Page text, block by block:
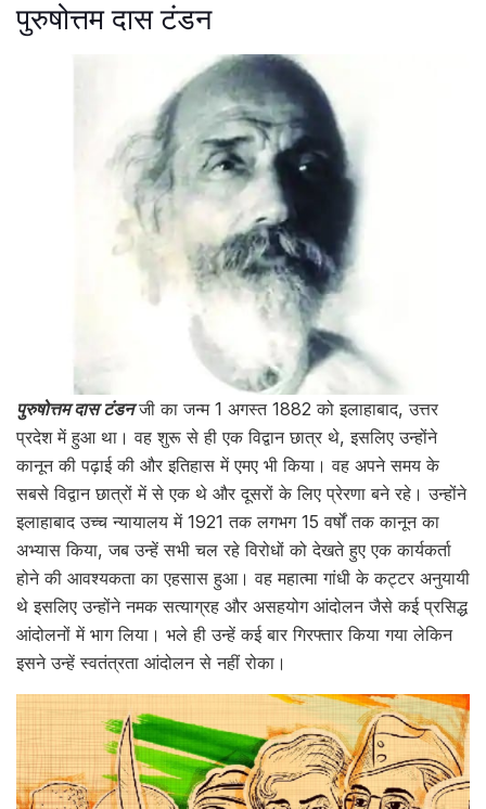
पुरुषोत्तम दास टंडन
पुरुषोत्तम दास टंडनजी का जन्म 1 अगस्त 1882 को इलाहाबाद, उत्तर
प्रदेश में हुआ था। वह शुरू से ही एक विद्वान छात्र थे, इसलिए उन्होंने
कानून की पढ़ाई की और इतिहास में एमए भी किया। वह अपने समय के
सबसे विद्वान छात्रों में से एक थे और दूसरों के लिए प्रेरणा बने रहे। उन्होंने
इलाहाबाद उच्च न्यायालय में 1921 तक लगभग 15 वर्षों तक कानून का
अभ्यास किया, जब उन्हें सभी चल रहे विरोधों को देखते हुए एक कार्यकर्ता
होने की आवश्यकता का एहसास हुआ। वह महात्मा गांधी के कट्टर अनुयायी
थे इसलिए उन्होंने नमक सत्याग्रह और असहयोग आंदोलन जैसे कई प्रसिद्ध
आंदोलनों में भाग लिया। भले ही उन्हें कई बार गिरफ्तार किया गया लेकिन
इसने उन्हें स्वतंत्रता आंदोलन से नहीं रोका।